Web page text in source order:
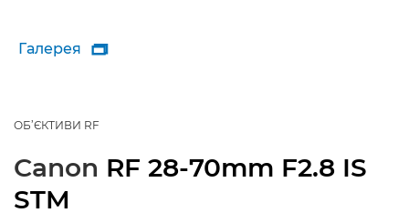
Галерея 
ОБ’ЄКТИВИ RF
Canon RF 28-70mm F2.8 IS
STM